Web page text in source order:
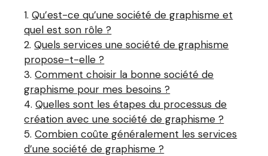
Qu’est-ce qu’une société de graphisme et
quel est son rôle ?
Quels services une société de graphisme
propose-t-elle ?
Comment choisir la bonne société de
graphisme pour mes besoins ?
Quelles sont les étapes du processus de
création avec une société de graphisme ?
Combien coûte généralement les services
d’une société de graphisme ?